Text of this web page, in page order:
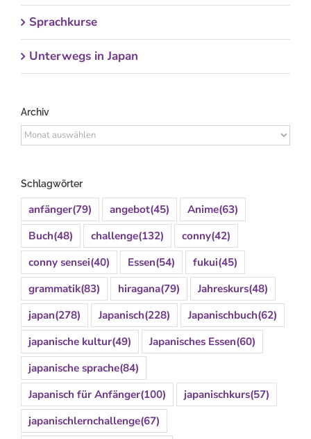
Sprachkurse
Unterwegs in Japan
Archiv
Archiv
Schlagwörter
anfänger(79) angebot(45) Anime(63)
Buch(48) challenge(132) conny(42)
conny sensei(40) Essen(54) fukui(45)
grammatik(83) hiragana(79) Jahreskurs(48)
japan(278) Japanisch(228) Japanischbuch(62)
japanische kultur(49) Japanisches Essen(60)
japanische sprache(84)
Japanisch für Anfänger(100) japanischkurs(57)
japanischlernchallenge(67)